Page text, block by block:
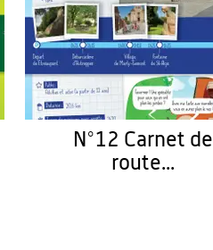
N°12 Carnet de
route...